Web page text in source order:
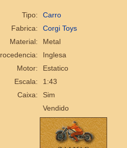
Tipo:
Carro
Fabrica:
Corgi Toys
Material:
Metal
Inglesa
Motor:
Estatico
Escala:
1:43
Caixa:
Sim
Vendido